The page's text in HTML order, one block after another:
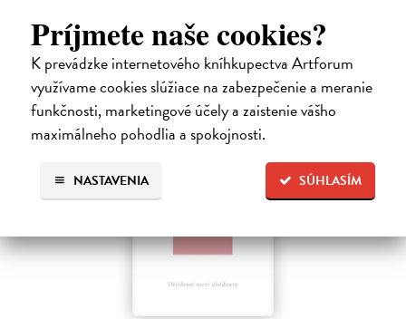
Príjmete naše cookies?
K prevádzke internetového kníhkupectva Artforum
využívame cookies slúžiace na zabezpečenie a meranie
funkčnosti, marketingové účely a zaistenie vášho
maximálneho pohodlia a spokojnosti.
SÚHLASÍM
NASTAVENIA
24,51 €
25,80 € ?